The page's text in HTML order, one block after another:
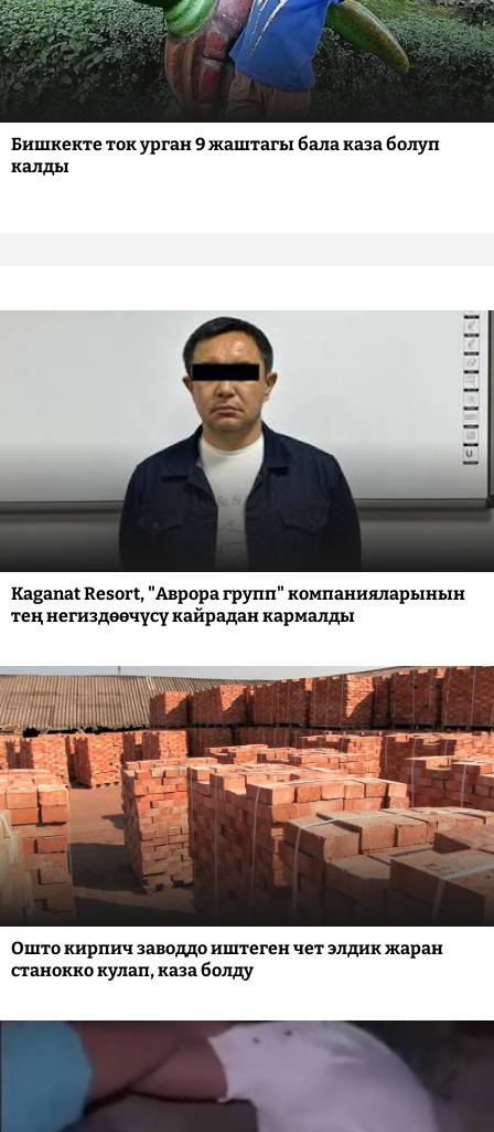
Бишкекте ток урган 9 жаштагы бала каза болуп
калды
Kaganat Resort, "Аврора групп" компанияларынын
тең негиздөөчүсү кайрадан кармалды
Ошто кирпич заводдо иштеген чет элдик жаран
станокко кулап, каза болду